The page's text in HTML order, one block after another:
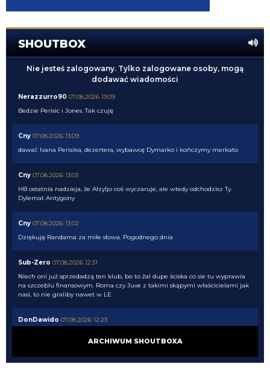
SHOUTBOX
Nie jesteś zalogowany. Tylko zalogowane osoby, mogą
dodawać wiadomości
Nerazzurro90 07.08.2026 13:09
Bedzie Perisic i Jones. Tak czuję
Cny 07.08.2026 13:09
dawać Ivana Perisika, dezertera, wybawcę Dymarko i kończymy merkato
Cny 07.08.2026 13:03
HB ostatnia nadzieja, że Ałzyljo coś wyczaruje, ale wtedy odchodzisz Ty.
Dylemat Antygony
Cny 07.08.2026 13:02
Dziękuję Randama za miłe słowa. Pogodnego dnia
Sub-Zero 07.08.2026 12:31
Niech oni już sprzedadzą ten klub, bo to żal dupe ściska co sie tu wyprawia
na szczeblu finansowym. Roma czy Juve z takimi skąpymi właścicielami jak
nasi, to nie graliby nawet w LE
DonDawido 07.08.2026 12:23
25mln, bo by mogli nie dostać zgody Oaktree.
ARCHIWUM SHOUTBOXA